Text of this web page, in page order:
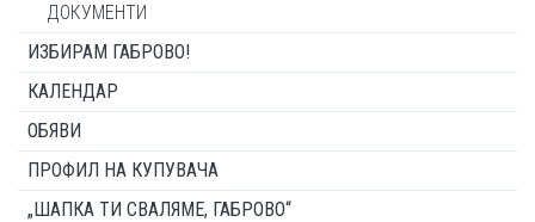
ДОКУМЕНТИ
ИЗБИРАМ ГАБРОВО!
КАЛЕНДАР
ОБЯВИ
ПРОФИЛ НА КУПУВАЧА
„ШАПКА ТИ СВАЛЯМЕ, ГАБРОВО“